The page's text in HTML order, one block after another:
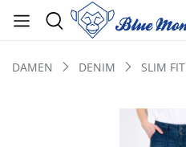
DAMEN DENIM SLIM FIT
Bildergalerie überspringen